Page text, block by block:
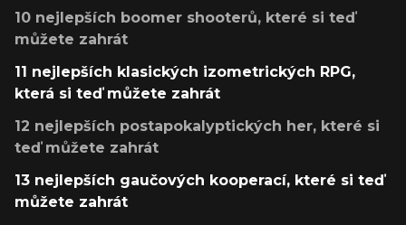
10 nejlepších boomer shooterů, které si teď
můžete zahrát
11 nejlepších klasických izometrických RPG,
která si teď můžete zahrát
12 nejlepších postapokalyptických her, které si
teď můžete zahrát
13 nejlepších gaučových kooperací, které si teď
můžete zahrát